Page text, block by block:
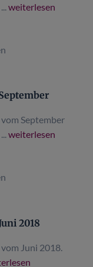
weiterlesen
September
weiterlesen
2018
Juni 2018.